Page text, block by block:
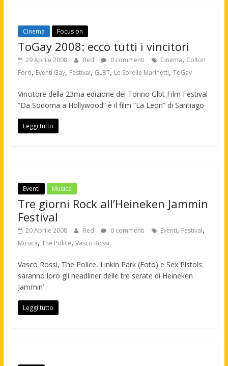
Cinema Focus on
ToGay 2008: ecco tutti i vincitori
29 Aprile 2008 Red 0 commenti Cinema, Colton
Ford, Eventi Gay, Festival, GLBT, Le Sorelle Marinetti, ToGay
Vincitore della 23ma edizione del Torino Glbt Film Festival
“Da Sodoma a Hollywood” è il film “La Leon” di Santiago
Leggi tutto
Eventi Musica
Tre giorni Rock all’Heineken Jammin
Festival
20 Aprile 2008 Red 0 commenti Eventi, Festival,
Musica, The Police, Vasco Rossi
Vasco Rossi, The Police, Linkin Park (Foto) e Sex Pistols:
saranno loro gli headliner delle tre serate di Heineken
Jammin’
Leggi tutto